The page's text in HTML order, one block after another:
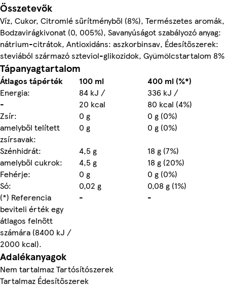
Összetevők
Víz, Cukor, Citromlé sűrítményből (8%), Természetes aromák,
Bodzavirágkivonat (0, 005%), Savanyúságot szabályozó anyag:
nátrium-citrátok, Antioxidáns: aszkorbinsav, Édesítőszerek:
steviából származó szteviol-glikozidok, Gyümölcstartalom 8%
Tápanyagtartalom
Átlagos tápérték 100 ml
400 ml (%*)
Energia:
84 kJ /
336 kJ /
-
20 kcal
80 kcal (4%)
Zsír:
0 g
0 g (0%)
amelyből telített
zsírsavak:
0 g
0 g (0%)
Szénhidrát:
4,5 g
18 g (7%)
amelyből cukrok:
4,5 g
18 g (20%)
Fehérje:
0 g
0 g (0%)
Só:
0,02 g
0,08 g (1%)
(*) Referencia
beviteli érték egy
átlagos felnőtt
számára (8400 kJ /
2000 kcal).
- -
Adalékanyagok
Nem tartalmaz Tartósítószerek
Tartalmaz Édesítőszerek